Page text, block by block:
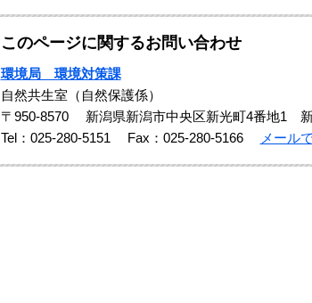
このページに関するお問い合わせ
環境局 環境対策課
自然共生室（自然保護係）
〒950-8570
新潟県新潟市中央区新光町4番地1
Tel：025-280-5151
Fax：025-280-5166 メール